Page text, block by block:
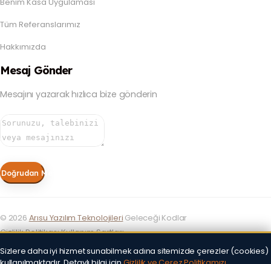
Sizlere daha iyi hizmet sunabilmek adına sitemizde çerezler (cookies)
Tüm Referanslarımız
Hakkımızda
Mesaj Gönder
Mesajını yazarak hızlıca bize gönderin
Doğrudan Mesaj Gönder
© 2026 Arısu Yazılım Teknolojileri Geleceği Kodlar
Gizlilik PolitikasıKullanım Şartları